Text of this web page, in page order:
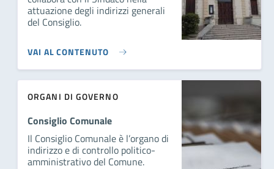
attuazione degli indirizzi generali
del Consiglio.
VAI AL CONTENUTO
ORGANI DI GOVERNO
Consiglio Comunale
Il Consiglio Comunale è l’organo di
indirizzo e di controllo politico-
amministrativo del Comune.